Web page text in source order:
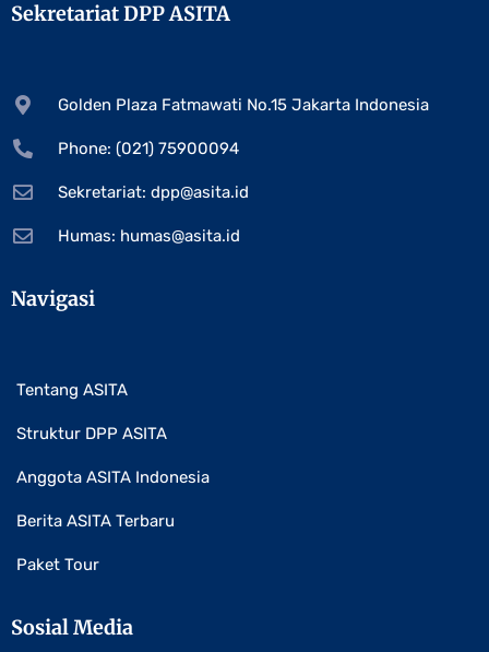
Sekretariat DPP ASITA
Golden Plaza Fatmawati No.15 Jakarta Indonesia
Phone: (021) 75900094
Sekretariat: dpp@asita.id
Humas: humas@asita.id
Navigasi
Tentang ASITA
Struktur DPP ASITA
Anggota ASITA Indonesia
Berita ASITA Terbaru
Paket Tour
Sosial Media